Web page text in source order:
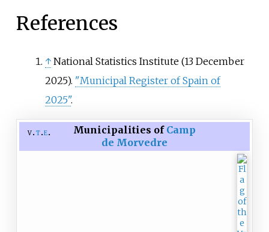
References
↑ National Statistics Institute (13 December
2025). "Municipal Register of Spain of
2025".
v t e Municipalities of Camp
de Morvedre